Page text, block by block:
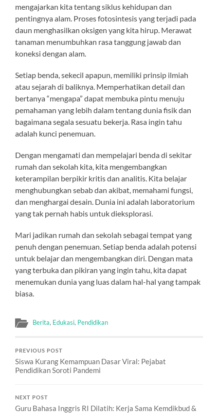
mengajarkan kita tentang siklus kehidupan dan
pentingnya alam. Proses fotosintesis yang terjadi pada
daun menghasilkan oksigen yang kita hirup. Merawat
tanaman menumbuhkan rasa tanggung jawab dan
koneksi dengan alam.
Setiap benda, sekecil apapun, memiliki prinsip ilmiah
atau sejarah di baliknya. Memperhatikan detail dan
bertanya “mengapa” dapat membuka pintu menuju
pemahaman yang lebih dalam tentang dunia fisik dan
bagaimana segala sesuatu bekerja. Rasa ingin tahu
adalah kunci penemuan.
Dengan mengamati dan mempelajari benda di sekitar
rumah dan sekolah kita, kita mengembangkan
keterampilan berpikir kritis dan analitis. Kita belajar
menghubungkan sebab dan akibat, memahami fungsi,
dan menghargai desain. Dunia ini adalah laboratorium
yang tak pernah habis untuk dieksplorasi.
Mari jadikan rumah dan sekolah sebagai tempat yang
penuh dengan penemuan. Setiap benda adalah potensi
untuk belajar dan mengembangkan diri. Dengan mata
yang terbuka dan pikiran yang ingin tahu, kita dapat
menemukan dunia yang luas dalam hal-hal yang tampak
biasa.
Berita, Edukasi, Pendidikan
PREVIOUS POST
Siswa Kurang Kemampuan Dasar Viral: Pejabat
Pendidikan Soroti Pandemi
NEXT POST
Guru Bahasa Inggris RI Dilatih: Kerja Sama Kemdikbud &